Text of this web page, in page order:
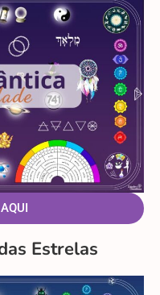
Estrelas